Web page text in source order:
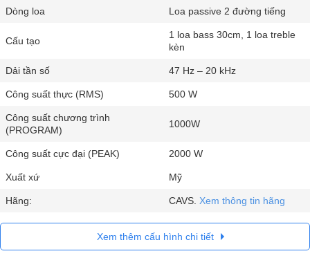
Dòng loa Loa passive 2 đường tiếng
Cấu tạo
1 loa bass 30cm, 1 loa treble
kèn
Dải tần số 47 Hz – 20 kHz
Công suất thực (RMS) 500 W
Công suất chương trình
(PROGRAM)
1000W
Công suất cực đại (PEAK) 2000 W
Xuất xứ Mỹ
Hãng: CAVS. Xem thông tin hãng
Xem thêm cấu hình chi tiết